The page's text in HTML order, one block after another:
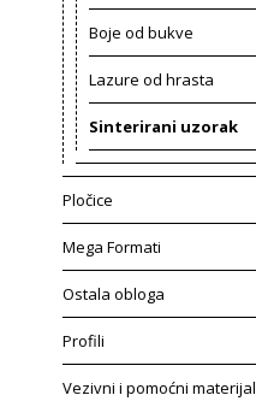
Boje od bukve
Lazure od hrasta
Sinterirani uzorak
Pločice
Mega Formati
Ostala obloga
Profili
Vezivni i pomoćni materijal